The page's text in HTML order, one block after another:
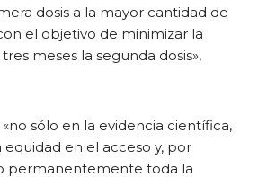
dosis a la mayor cantidad de
el objetivo de minimizar la
meses la segunda dosis»,
sólo en la evidencia científica,
en el acceso y, por
permanentemente toda la